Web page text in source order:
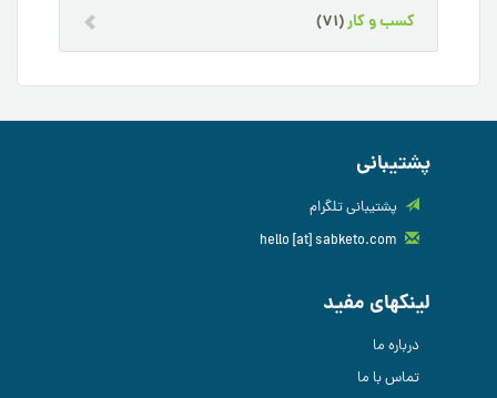
کسب و کار(71)
پشتیبانی
پشتیبانی تلگرام
لینکهای مفید
درباره ما
تماس با ما